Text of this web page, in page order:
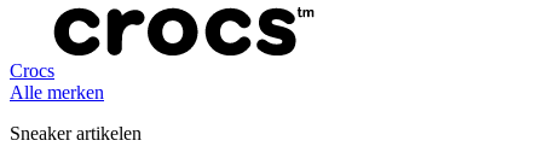
Crocs
Alle merken
Sneaker artikelen